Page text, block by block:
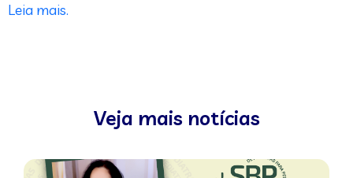
Leia mais.
Veja mais notícias